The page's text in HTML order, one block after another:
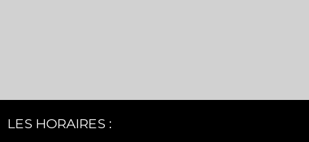
LES HORAIRES :